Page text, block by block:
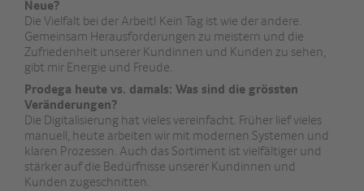
Neue?
Die Vielfalt bei der Arbeit! Kein Tag ist wie der andere.
Gemeinsam Herausforderungen zu meistern und die
Zufriedenheit unserer Kundinnen und Kunden zu sehen,
gibt mir Energie und Freude.
Prodega heute vs. damals: Was sind die grössten
Veränderungen?
Die Digitalisierung hat vieles vereinfacht. Früher lief vieles
manuell, heute arbeiten wir mit modernen Systemen und
klaren Prozessen. Auch das Sortiment ist vielfältiger und
stärker auf die Bedürfnisse unserer Kundinnen und
Kunden zugeschnitten.